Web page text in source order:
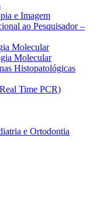
e Imagem
ao Pesquisador –
Molecular
Molecular
Histopatológicas
Time PCR)
e Ortodontia